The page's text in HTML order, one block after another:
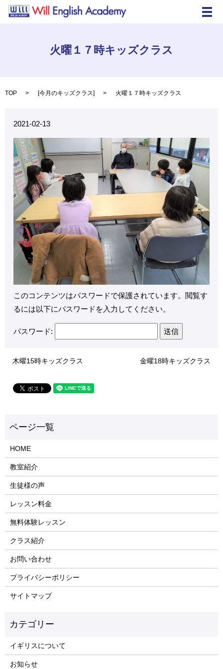
メ
火曜１７時キッズクラス
TOP [今月のキッズクラス] 火曜１７時キッズクラス
2021-02-13
このコンテンツはパスワードで保護されています。閲覧す
るには以下にパスワードを入力してください。
パスワード:
木曜15時キッズクラス 金曜18時キッズクラス
HOME
教室紹介
生徒様の声
レッスン料金
無料体験レッスン
クラス紹介
お問い合わせ
プライバシーポリシー
サイトマップ
イギリスについて
お知らせ